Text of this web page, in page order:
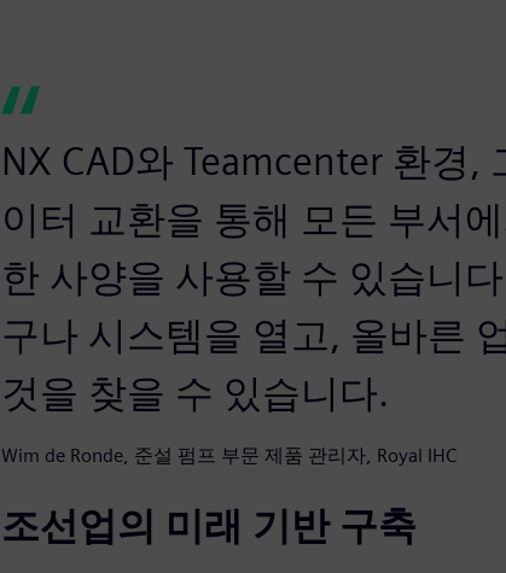
NX CAD와 Teamcenter 환경,
이터 교환을 통해 모든 부서
한 사양을 사용할 수 있습니
구나 시스템을 열고, 올바른
것을 찾을 수 있습니다.
Wim de Ronde, 준설 펌프 부문 제품 관리자, Royal IHC
조선업의 미래 기반 구축